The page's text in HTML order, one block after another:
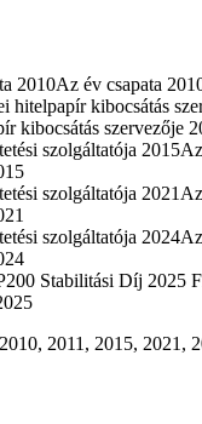
Az év csapata
kibocsátás szervezője
2011, 2015, 2021,